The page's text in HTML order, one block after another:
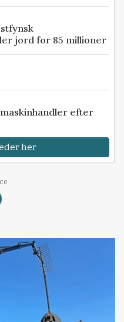
jord for 85 millioner
efter
her